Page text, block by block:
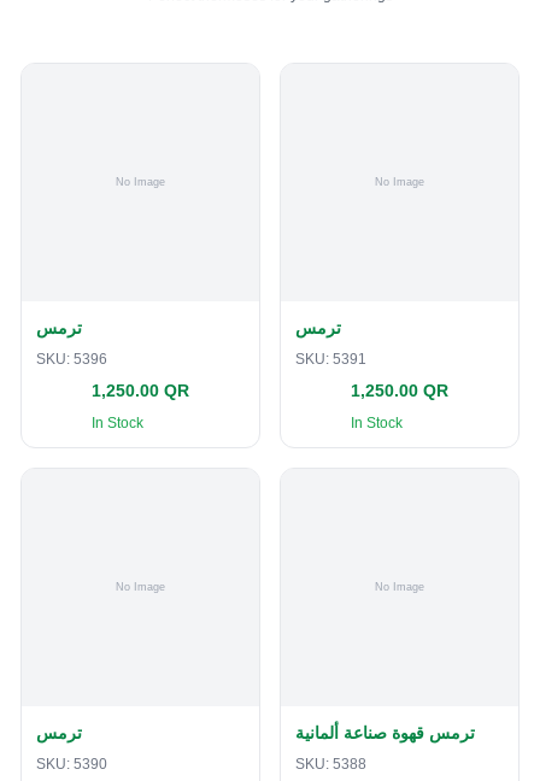
ترمس
SKU: 5396
1,250.00 QR
In Stock
ترمس
SKU: 5391
1,250.00 QR
In Stock
ترمس
SKU: 5390
ترمس قهوة صناعة ألمانية
SKU: 5388